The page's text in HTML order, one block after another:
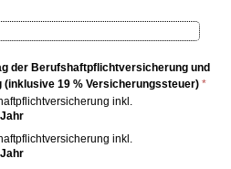
der Berufshaftpflichtversicherung und
19 % Versicherungssteuer) *
inkl.
inkl.